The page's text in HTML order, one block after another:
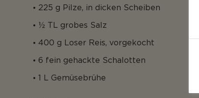
225 g Pilze, in dicken Scheiben
½ TL grobes Salz
400 g Loser Reis, vorgekocht
6 fein gehackte Schalotten
1 L Gemüsebrühe